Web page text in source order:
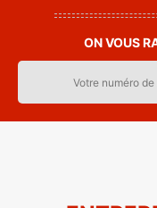
ON VOUS